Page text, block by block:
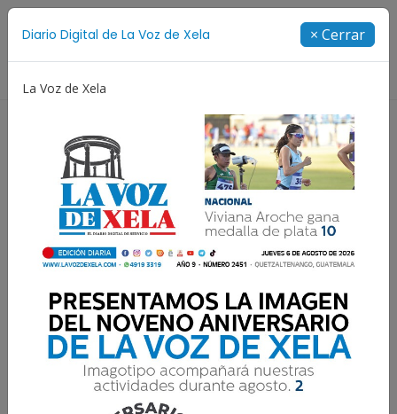
Diario Digital de La Voz de Xela × Cerrar
La Voz de Xela
El Mario Camposeco
comienza a llenarse para
el Xelajú vs Cremas